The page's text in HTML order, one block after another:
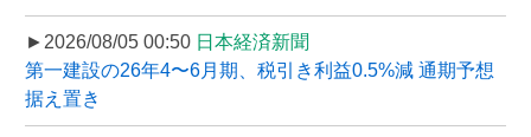
►2026/08/05 00:50 日本経済新聞
第一建設の26年4〜6月期、税引き利益0.5%減 通期予想
据え置き